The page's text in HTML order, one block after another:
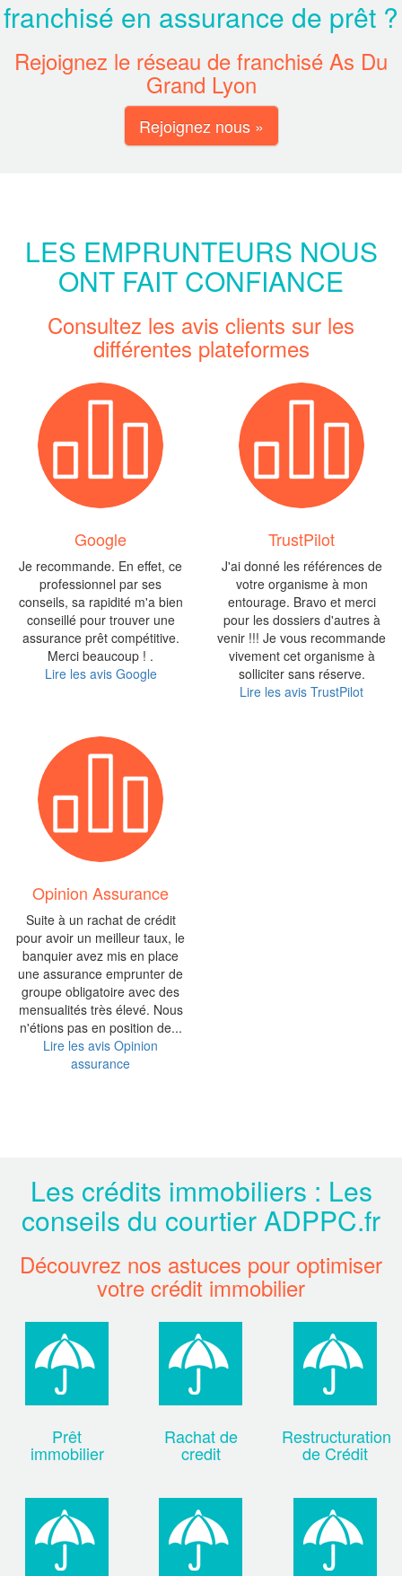
franchisé en assurance de prêt ?
Rejoignez le réseau de franchisé As Du
Grand Lyon
Rejoignez nous »
LES EMPRUNTEURS NOUS
ONT FAIT CONFIANCE
Consultez les avis clients sur les
différentes plateformes
Google
Je recommande. En effet, ce
professionnel par ses
conseils, sa rapidité m'a bien
conseillé pour trouver une
assurance prêt compétitive.
Merci beaucoup ! .
Lire les avis Google
TrustPilot
J'ai donné les références de
votre organisme à mon
entourage. Bravo et merci
pour les dossiers d'autres à
venir !!! Je vous recommande
vivement cet organisme à
solliciter sans réserve.
Lire les avis TrustPilot
Opinion Assurance
Suite à un rachat de crédit
pour avoir un meilleur taux, le
banquier avez mis en place
une assurance emprunter de
groupe obligatoire avec des
mensualités très élevé. Nous
n'étions pas en position de...
Lire les avis Opinion
assurance
Les crédits immobiliers : Les
conseils du courtier ADPPC.fr
Découvrez nos astuces pour optimiser
votre crédit immobilier
Prêt
immobilier
Rachat de
credit
Restructuration
de Crédit